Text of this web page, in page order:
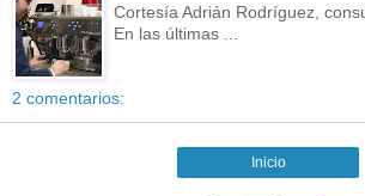
Cortesía Adrián Rodríguez,
En las últimas ...
2 comentarios:
Inicio